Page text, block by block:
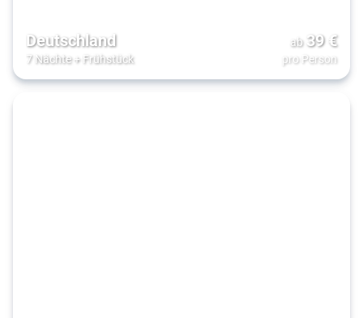
Deutschland
7 Nächte+ Frühstück
ab 39€
pro Person